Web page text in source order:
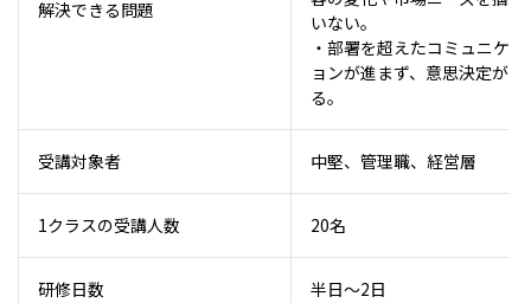
解決できる問題
いない。
・部署を超えたコミュニケー
ョンが進まず、意思決定が滞
る。
受講対象者 中堅、管理職、経営層
1クラスの受講人数 20名
研修日数 半日～2日